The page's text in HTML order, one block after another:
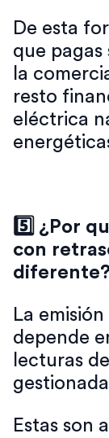
De esta
que pagas
la
resto
eléctrica
5️⃣ ¿Por
con
La
depende
lecturas
Estas son